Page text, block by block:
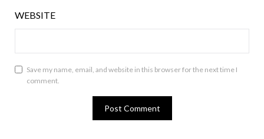
WEBSITE
Save my name, email, and website in this browser for the next time I
comment.